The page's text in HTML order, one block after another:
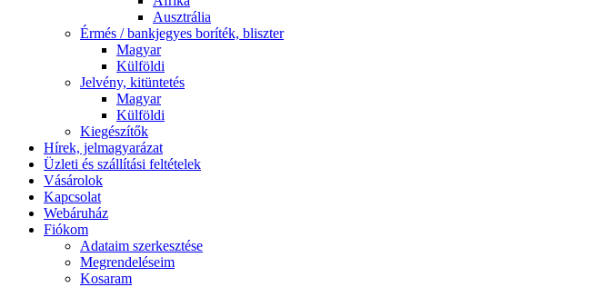
Ausztrália
Érmés / bankjegyes boríték, bliszter
Magyar
Külföldi
Jelvény, kitüntetés
Magyar
Külföldi
Kiegészítők
Hírek, jelmagyarázat
Üzleti és szállítási feltételek
Vásárolok
Kapcsolat
Webáruház
Fiókom
Adataim szerkesztése
Megrendeléseim
Kosaram